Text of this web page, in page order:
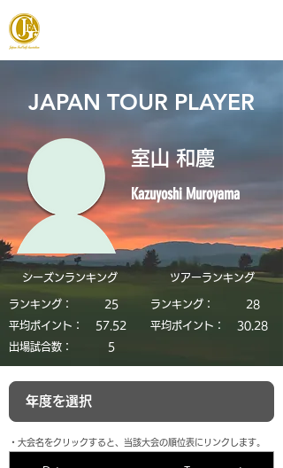
JAPAN TOUR PLAYER
室山 和慶
Kazuyoshi Muroyama
シーズンランキング
ランキング：
25
平均ポイント：
57.52
​出場試合数：
5
​ツアーランキング
ランキング：
28
平均ポイント：
30.28
​・大会名をクリックすると、当該大会の順位表にリンクします。